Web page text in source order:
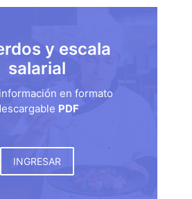
y escala
salarial
en formato
PDF
INGRESAR